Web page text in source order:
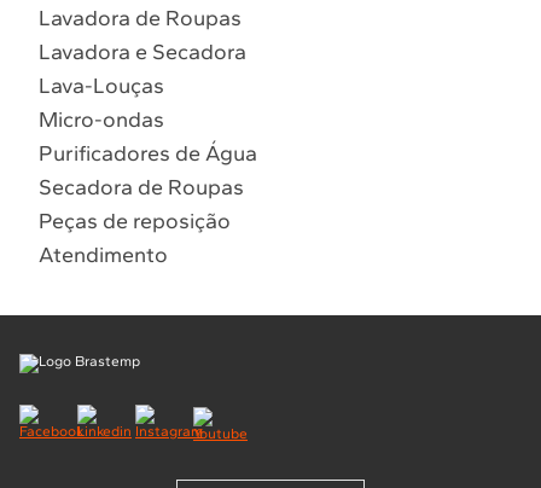
Localizar assistência técnica
Lavadora de Roupas
Lavadora e Secadora
Lava-Louças
Micro-ondas
Purificadores de Água
Secadora de Roupas
Peças de reposição
Atendimento